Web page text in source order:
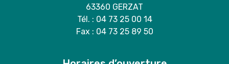
63360 GERZAT
Tél. : 04 73 25 00 14
Fax : 04 73 25 89 50